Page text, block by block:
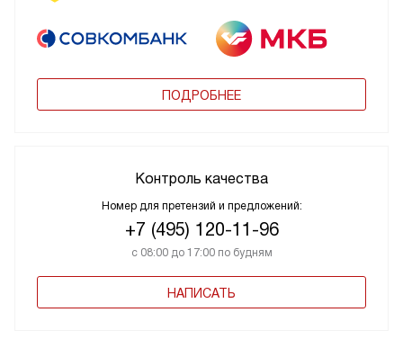
ПОДРОБНЕЕ
Контроль качества
Номер для претензий и предложений:
+7 (495) 120-11-96
с 08:00 до 17:00 по будням
НАПИСАТЬ